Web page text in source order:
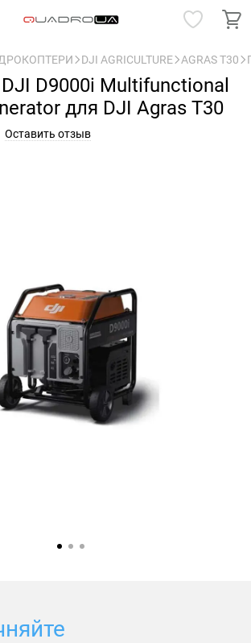
DJI AGRICULTURE AGRAS T30
D9000i Multifunctional
для DJI Agras T30
Оставить отзыв